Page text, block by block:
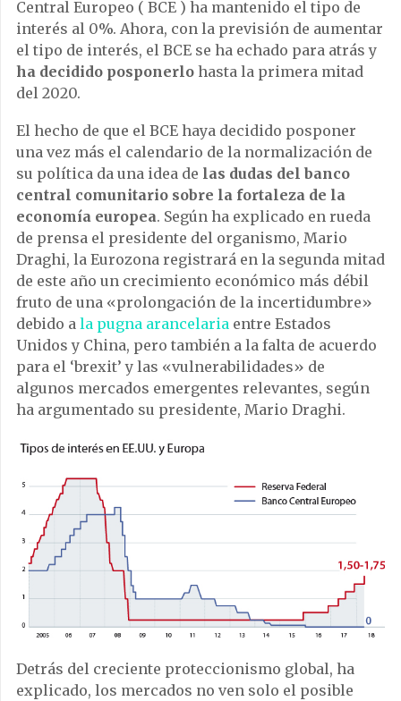
Central Europeo ( BCE ) ha mantenido el tipo de
interés al 0%. Ahora, con la previsión de aumentar
el tipo de interés, el BCE se ha echado para atrás y
ha decidido posponerlo hasta la primera mitad
del 2020.
El hecho de que el BCE haya decidido posponer
una vez más el calendario de la normalización de
su política da una idea de las dudas del banco
central comunitario sobre la fortaleza de la
economía europea. Según ha explicado en rueda
de prensa el presidente del organismo, Mario
Draghi, la Eurozona registrará en la segunda mitad
de este año un crecimiento económico más débil
fruto de una «prolongación de la incertidumbre»
debido a la pugna arancelaria entre Estados
Unidos y China, pero también a la falta de acuerdo
para el ‘brexit’ y las «vulnerabilidades» de
algunos mercados emergentes relevantes, según
ha argumentado su presidente, Mario Draghi.
Detrás del creciente proteccionismo global, ha
explicado, los mercados no ven solo el posible